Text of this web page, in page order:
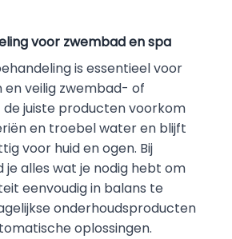
voor zwembad en spa
is essentieel voor
en veilig zwembad- of
juiste producten voorkom
en troebel water en blijft
voor huid en ogen. Bij
je alles wat je nodig hebt om
eenvoudig in balans te
onderhoudsproducten
oplossingen.